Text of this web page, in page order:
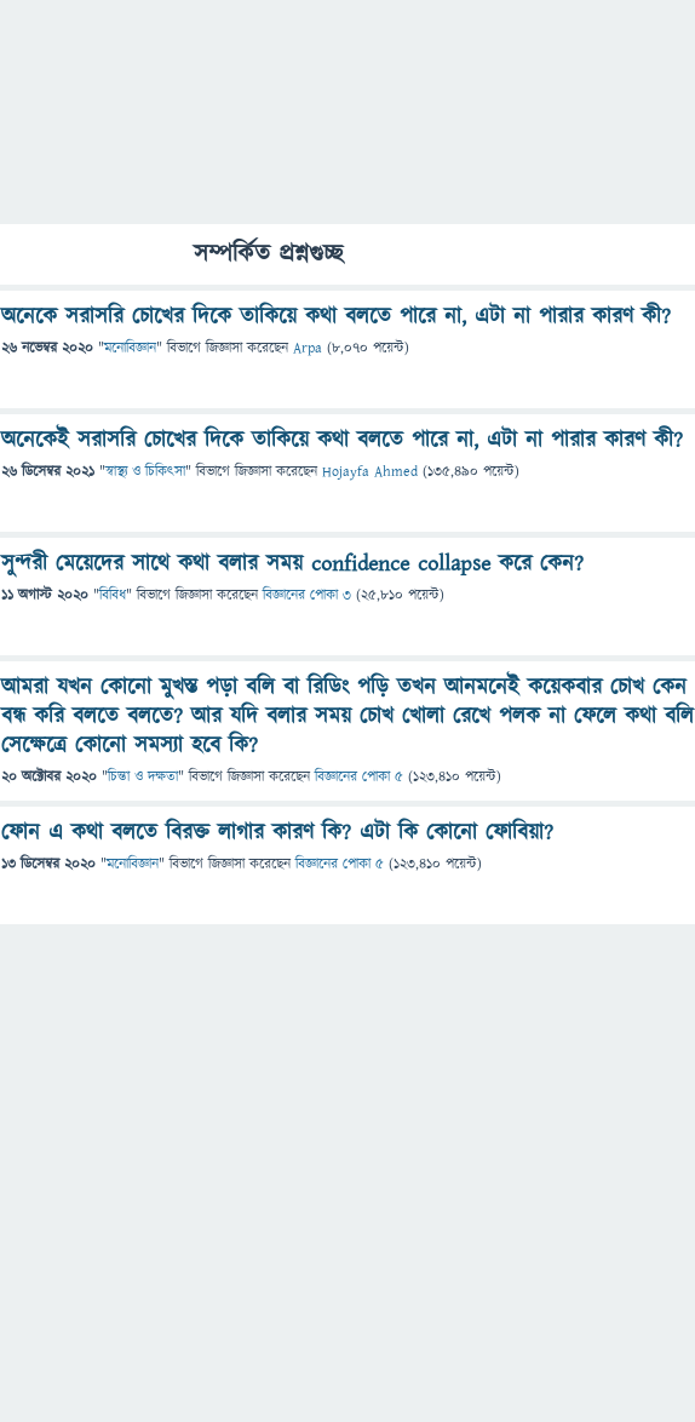
সম্পর্কিত প্রশ্নগুচ্ছ
অনেকে সরাসরি চোখের দিকে তাকিয়ে কথা বলতে পারে না, এটা না পারার কারণ কী?
26 নভেম্বর 2020 "মনোবিজ্ঞান" বিভাগে জিজ্ঞাসাকরেছেনArpa (8,070 পয়েন্ট)
অনেকেই সরাসরি চোখের দিকে তাকিয়ে কথা বলতে পারে না, এটা না পারার কারণ কী?
26 ডিসেম্বর 2021 "স্বাস্থ্য ও চিকিৎসা" বিভাগে জিজ্ঞাসাকরেছেনHojayfa Ahmed (135,490 পয়েন্ট)
সুন্দরী মেয়েদের সাথে কথা বলার সময় confidence collapse করে কেন?
11 অগাস্ট 2020 "বিবিধ" বিভাগে জিজ্ঞাসাকরেছেনবিজ্ঞানের পোকা ৩ (25,810 পয়েন্ট)
আমরা যখন কোনো মুখস্ত পড়া বলি বা রিডিং পড়ি তখন আনমনেই কয়েকবার চোখ কেন
বন্ধ করি বলতে বলতে? আর যদি বলার সময় চোখ খোলা রেখে পলক না ফেলে কথা বলি
সেক্ষেত্রে কোনো সমস্যা হবে কি?
20 অক্টোবর 2020 "চিন্তা ও দক্ষতা" বিভাগে জিজ্ঞাসাকরেছেনবিজ্ঞানের পোকা ৫ (123,410 পয়েন্ট)
ফোন এ কথা বলতে বিরক্ত লাগার কারণ কি? এটা কি কোনো ফোবিয়া?
13 ডিসেম্বর 2020 "মনোবিজ্ঞান" বিভাগে জিজ্ঞাসাকরেছেনবিজ্ঞানের পোকা ৫ (123,410 পয়েন্ট)